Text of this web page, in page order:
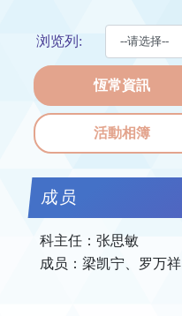
浏览列:
恆常資訊
活動相簿
成员
科主任：张思敏
成员：梁凯宁、罗万祥